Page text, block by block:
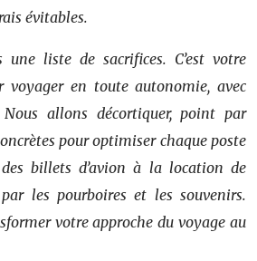
évitables.
une liste de sacrifices. C’est votre
voyager en toute autonomie, avec
allons décortiquer, point par
pour optimiser chaque poste
billets d’avion à la location de
les pourboires et les souvenirs.
votre approche du voyage au